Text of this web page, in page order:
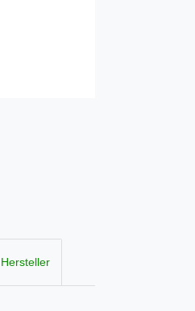
Hersteller